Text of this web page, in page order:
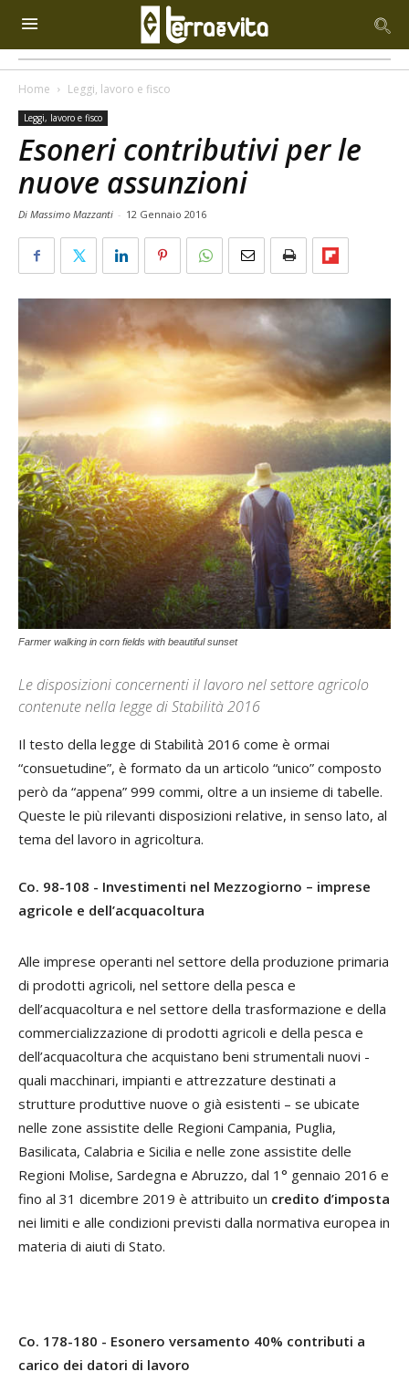
Home Leggi, lavoro e fisco
Leggi, lavoro e fisco
Esoneri contributivi per le
nuove assunzioni
Di Massimo Mazzanti - 12 Gennaio 2016
Farmer walking in corn fields with beautiful sunset
Le disposizioni concernenti il lavoro nel settore agricolo
contenute nella legge di Stabilità 2016
Il testo della legge di Stabilità 2016 come è ormai
“consuetudine”, è formato da un articolo “unico” composto
però da “appena” 999 commi, oltre a un insieme di tabelle.
Queste le più rilevanti disposizioni relative, in senso lato, al
tema del lavoro in agricoltura.
Co. 98-108 - Investimenti nel Mezzogiorno – imprese
agricole e dell’acquacoltura
Alle imprese operanti nel settore della produzione primaria
di prodotti agricoli, nel settore della pesca e
dell’acquacoltura e nel settore della trasformazione e della
commercializzazione di prodotti agricoli e della pesca e
dell’acquacoltura che acquistano beni strumentali nuovi -
quali macchinari, impianti e attrezzature destinati a
strutture produttive nuove o già esistenti – se ubicate
nelle zone assistite delle Regioni Campania, Puglia,
Basilicata, Calabria e Sicilia e nelle zone assistite delle
Regioni Molise, Sardegna e Abruzzo, dal 1° gennaio 2016 e
fino al 31 dicembre 2019 è attribuito un credito d’imposta
nei limiti e alle condizioni previsti dalla normativa europea in
materia di aiuti di Stato.
Co. 178-180 - Esonero versamento 40% contributi a
carico dei datori di lavoro